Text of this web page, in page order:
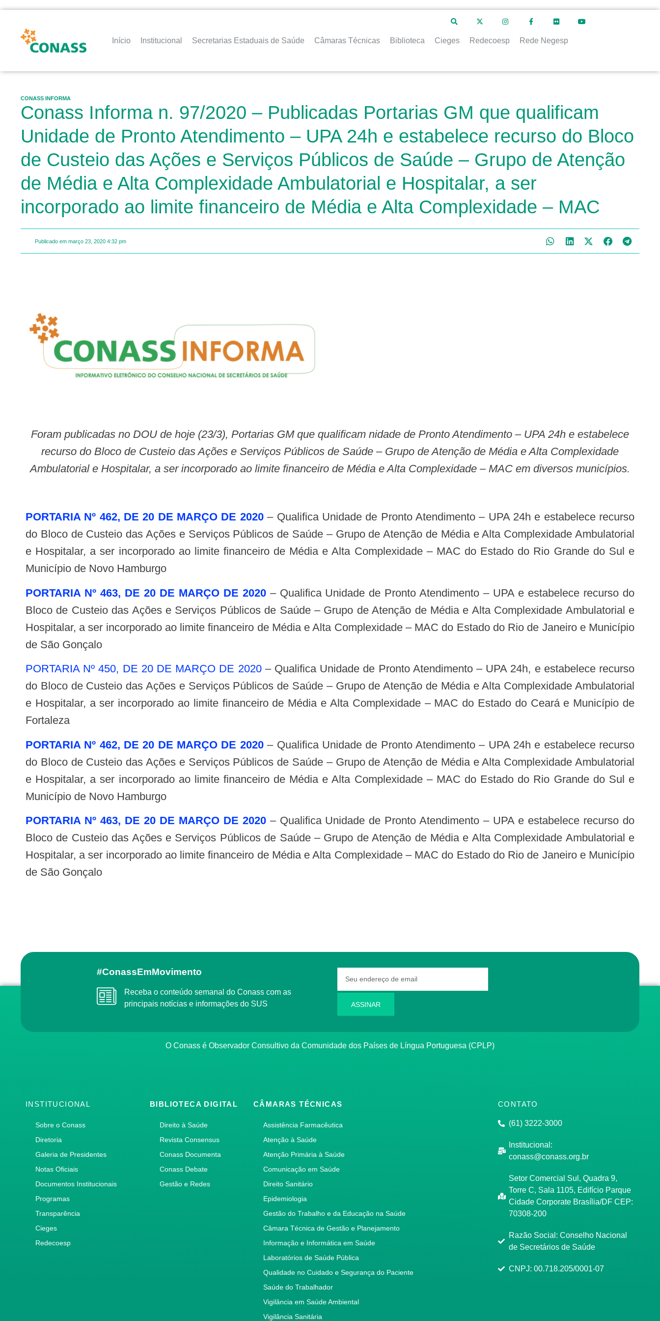
Início Institucional Secretarias Estaduais de Saúde Câmaras Técnicas Biblioteca Cieges Redecoesp Rede Negesp
CONASS INFORMA
Conass Informa n. 97/2020 – Publicadas Portarias GM que qualificam
Unidade de Pronto Atendimento – UPA 24h e estabelece recurso do Bloco
de Custeio das Ações e Serviços Públicos de Saúde – Grupo de Atenção
de Média e Alta Complexidade Ambulatorial e Hospitalar, a ser
incorporado ao limite financeiro de Média e Alta Complexidade – MAC
Publicado em março 23, 2020 4:32 pm
Foram publicadas no DOU de hoje (23/3), Portarias GM que qualificam nidade de Pronto Atendimento – UPA 24h e estabelece
recurso do Bloco de Custeio das Ações e Serviços Públicos de Saúde – Grupo de Atenção de Média e Alta Complexidade
Ambulatorial e Hospitalar, a ser incorporado ao limite financeiro de Média e Alta Complexidade – MAC em diversos municípios.
PORTARIA Nº 462, DE 20 DE MARÇO DE 2020– Qualifica Unidade de Pronto Atendimento – UPA 24h e estabelece recurso
do Bloco de Custeio das Ações e Serviços Públicos de Saúde – Grupo de Atenção de Média e Alta Complexidade Ambulatorial
e Hospitalar, a ser incorporado ao limite financeiro de Média e Alta Complexidade – MAC do Estado do Rio Grande do Sul e
Município de Novo Hamburgo
PORTARIA Nº 463, DE 20 DE MARÇO DE 2020– Qualifica Unidade de Pronto Atendimento – UPA e estabelece recurso do
Bloco de Custeio das Ações e Serviços Públicos de Saúde – Grupo de Atenção de Média e Alta Complexidade Ambulatorial e
Hospitalar, a ser incorporado ao limite financeiro de Média e Alta Complexidade – MAC do Estado do Rio de Janeiro e Município
de São Gonçalo
PORTARIA Nº 450, DE 20 DE MARÇO DE 2020– Qualifica Unidade de Pronto Atendimento – UPA 24h, e estabelece recurso
do Bloco de Custeio das Ações e Serviços Públicos de Saúde – Grupo de Atenção de Média e Alta Complexidade Ambulatorial
e Hospitalar, a ser incorporado ao limite financeiro de Média e Alta Complexidade – MAC do Estado do Ceará e Município de
Fortaleza
PORTARIA Nº 462, DE 20 DE MARÇO DE 2020– Qualifica Unidade de Pronto Atendimento – UPA 24h e estabelece recurso
do Bloco de Custeio das Ações e Serviços Públicos de Saúde – Grupo de Atenção de Média e Alta Complexidade Ambulatorial
e Hospitalar, a ser incorporado ao limite financeiro de Média e Alta Complexidade – MAC do Estado do Rio Grande do Sul e
Município de Novo Hamburgo
PORTARIA Nº 463, DE 20 DE MARÇO DE 2020– Qualifica Unidade de Pronto Atendimento – UPA e estabelece recurso do
Bloco de Custeio das Ações e Serviços Públicos de Saúde – Grupo de Atenção de Média e Alta Complexidade Ambulatorial e
Hospitalar, a ser incorporado ao limite financeiro de Média e Alta Complexidade – MAC do Estado do Rio de Janeiro e Município
de São Gonçalo
#ConassEmMovimento
Receba o conteúdo semanal do Conass com as
principais notícias e informações do SUS
ASSINAR
O Conass é Observador Consultivo da Comunidade dos Países de Língua Portuguesa (CPLP)
INSTITUCIONAL
Sobre o Conass
Diretoria
Galeria de Presidentes
Notas Oficiais
Documentos Institucionais
Programas
Transparência
Cieges
Redecoesp
BIBLIOTECA DIGITAL
Direito à Saúde
Revista Consensus
Conass Documenta
Conass Debate
Gestão e Redes
CÂMARAS TÉCNICAS
Assistência Farmacêutica
Atenção à Saúde
Atenção Primária à Saúde
Comunicação em Saúde
Direito Sanitário
Epidemiologia
Gestão do Trabalho e da Educação na Saúde
Câmara Técnica de Gestão e Planejamento
Informação e Informática em Saúde
Laboratórios de Saúde Pública
Qualidade no Cuidado e Segurança do Paciente
Saúde do Trabalhador
Vigilância em Saúde Ambiental
Vigilância Sanitária
CONTATO
(61) 3222-3000
Institucional:
conass@conass.org.br
Setor Comercial Sul, Quadra 9,
Torre C, Sala 1105, Edifício Parque
Cidade Corporate Brasília/DF CEP:
70308-200
Razão Social: Conselho Nacional
de Secretários de Saúde
CNPJ: 00.718.205/0001-07